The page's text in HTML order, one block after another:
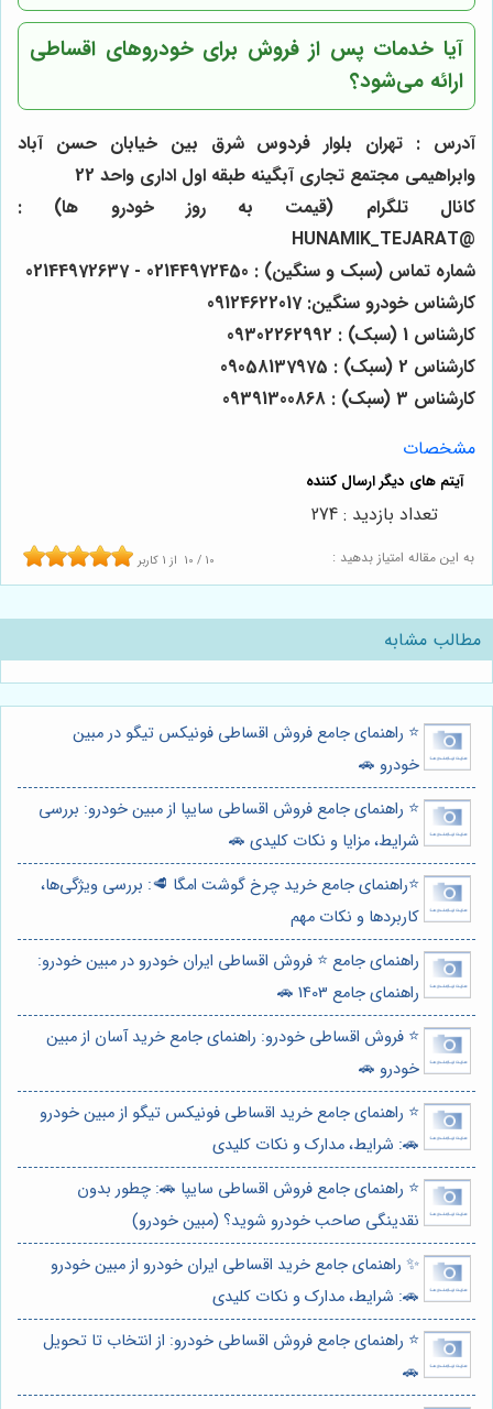
آیا خدمات پس از فروش برای خودروهای اقساطی
ارائه می‌شود؟
آدرس : تهران بلوار فردوس شرق بین خیابان حسن آباد
وابراهیمی مجتمع تجاری آبگینه طبقه اول اداری واحد 22
کانال تلگرام (قیمت به روز خودرو ها) :
@HUNAMIK_TEJARAT
شماره تماس (سبک و سنگین) : 02144972450 - 02144972637
کارشناس خودرو سنگین: 09124622017
کارشناس 1 (سبک) : 09302262992
کارشناس 2 (سبک) : 09058137975
کارشناس 3 (سبک) : 09391300868
مشخصات
به این مقاله امتیاز بدهید : 10 / 10 از 1 کاربر
تعداد بازدید : 274
مطالب مشابه
⭐️ راهنمای جامع فروش اقساطی فونیکس تیگو در مبین
خودرو 🚗
⭐️ راهنمای جامع فروش اقساطی سایپا از مبین خودرو: بررسی
شرایط، مزایا و نکات کلیدی 🚗
⭐️راهنمای جامع خرید چرخ گوشت امگا 🥩: بررسی ویژگی‌ها،
کاربردها و نکات مهم
راهنمای جامع ⭐️ فروش اقساطی ایران خودرو در مبین خودرو:
راهنمای جامع 1403 🚗
⭐️ فروش اقساطی خودرو: راهنمای جامع خرید آسان از مبین
خودرو 🚗
⭐️ راهنمای جامع خرید اقساطی فونیکس تیگو از مبین خودرو
🚗: شرایط، مدارک و نکات کلیدی
⭐️ راهنمای جامع فروش اقساطی سایپا 🚗: چطور بدون
نقدینگی صاحب خودرو شوید؟ (مبین خودرو)
✨ راهنمای جامع خرید اقساطی ایران خودرو از مبین خودرو
🚗: شرایط، مدارک و نکات کلیدی
⭐️ راهنمای جامع فروش اقساطی خودرو: از انتخاب تا تحویل
🚗